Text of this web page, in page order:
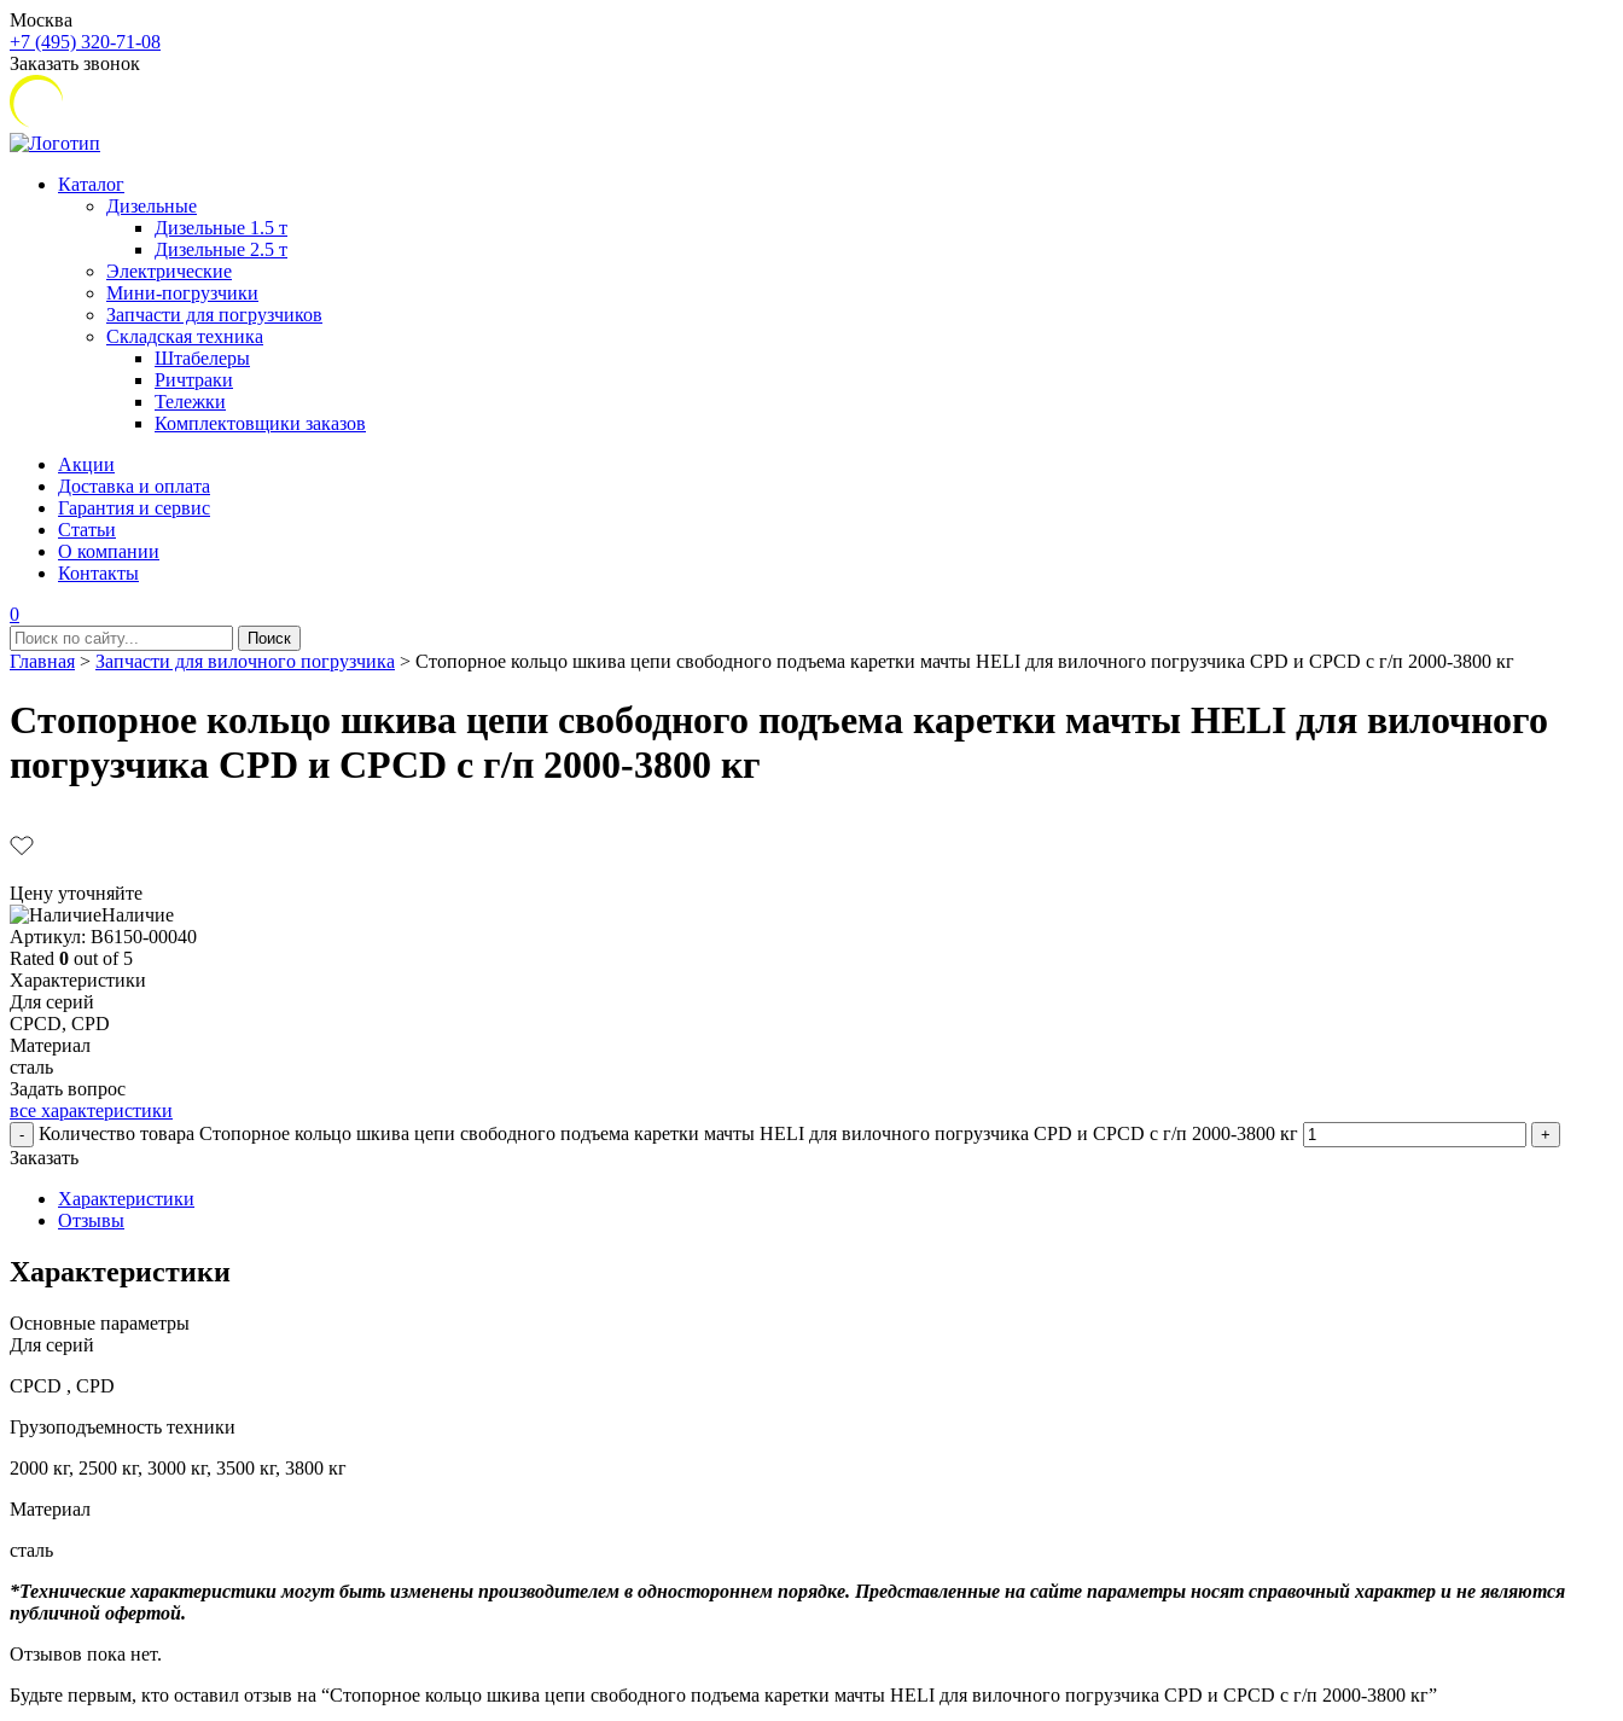
Москва
+7 (495) 320-71-08
Заказать звонок
Каталог
Дизельные
Дизельные 1.5 т
Дизельные 2.5 т
Электрические
Мини-погрузчики
Запчасти для погрузчиков
Складская техника
Штабелеры
Ричтраки
Тележки
Комплектовщики заказов
Акции
Доставка и оплата
Гарантия и сервис
Статьи
О компании
Контакты
0
Главная > Запчасти для вилочного погрузчика > Стопорное кольцо шкива цепи свободного подъема каретки мачты HELI для вилочного погрузчика CPD и CPCD с г/п 2000-3800 кг
Стопорное кольцо шкива цепи свободного подъема каретки мачты HELI для вилочного
погрузчика CPD и CPCD с г/п 2000-3800 кг
Цену уточняйте
Наличие
Aртикул: B6150-00040
Rated 0 out of 5
Характеристики
Для серий
CPCD, CPD
Материал
сталь
Задать вопрос
все характеристики
- Количество товара Стопорное кольцо шкива цепи свободного подъема каретки мачты HELI для вилочного погрузчика CPD и CPCD с г/п 2000-3800 кг +
Заказать
Характеристики
Отзывы
Характеристики
Основные параметры
Для серий
CPCD , CPD
Грузоподъемность техники
2000 кг, 2500 кг, 3000 кг, 3500 кг, 3800 кг
Материал
сталь
*Технические характеристики могут быть изменены производителем в одностороннем порядке. Представленные на сайте параметры носят справочный характер и не являются
публичной офертой.
Отзывов пока нет.
Будьте первым, кто оставил отзыв на “Стопорное кольцо шкива цепи свободного подъема каретки мачты HELI для вилочного погрузчика CPD и CPCD с г/п 2000-3800 кг”